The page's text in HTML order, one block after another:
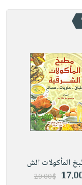
المأكولات الش
20.00$